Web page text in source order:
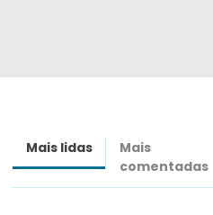
Mais lidas
Mais
comentadas